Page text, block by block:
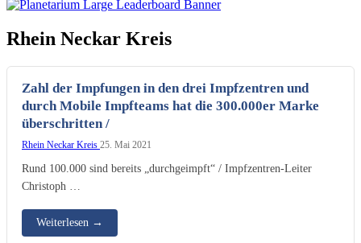
Rhein Neckar Kreis
Zahl der Impfungen in den drei Impfzentren und
durch Mobile Impfteams hat die 300.000er Marke
überschritten /
Rhein Neckar Kreis 25. Mai 2021
Rund 100.000 sind bereits „durchgeimpft“ / Impfzentren-Leiter
Christoph …
Weiterlesen →